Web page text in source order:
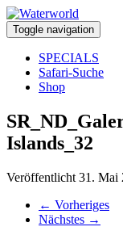
Toggle navigation
SPECIALS
Safari-Suche
Shop
Islands_32
Veröffentlicht 31. Mai
← Vorheriges
Nächstes →